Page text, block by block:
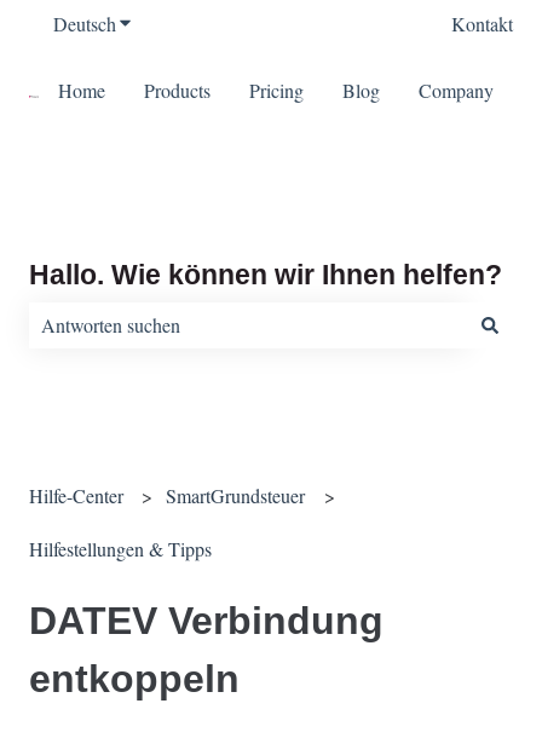
DeutschUntermenü für Übersetzungen anzeigen Kontakt
Home Products Pricing Blog Company
Hallo. Wie können wir Ihnen helfen?
Hilfe-Center SmartGrundsteuer
Hilfestellungen & Tipps
DATEV Verbindung
entkoppeln